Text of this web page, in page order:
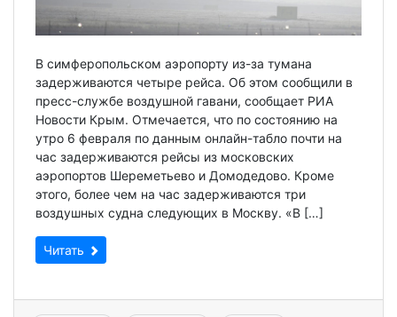
В симферопольском аэропорту из-за тумана
задерживаются четыре рейса. Об этом сообщили в
пресс-службе воздушной гавани, сообщает РИА
Новости Крым. Отмечается, что по состоянию на
утро 6 февраля по данным онлайн-табло почти на
час задерживаются рейсы из московских
аэропортов Шереметьево и Домодедово. Кроме
этого, более чем на час задерживаются три
воздушных судна следующих в Москву. «В […]
Читать